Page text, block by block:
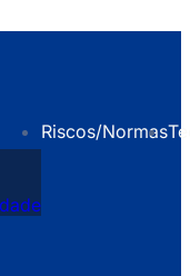
Riscos/Normas